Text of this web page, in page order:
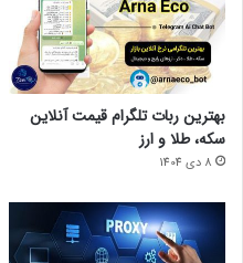
بهترین ربات تلگرام قیمت آنلاین
سکه، طلا و ارز
8 دی 1404